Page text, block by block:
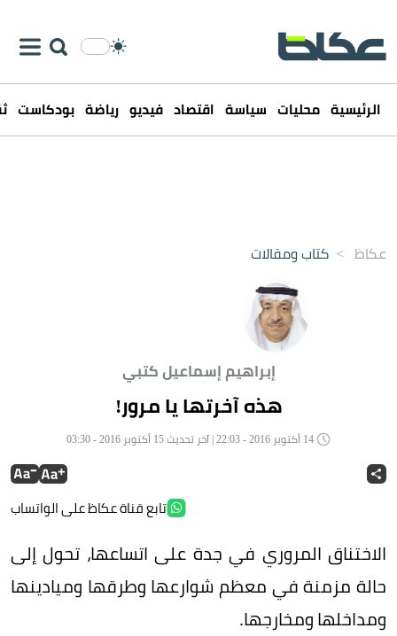
الرئيسية محليات سياسة اقتصاد فيديو رياضة بودكاست
عكاظ > كتاب ومقالات
إبراهيم إسماعيل كتبي
هذه آخرتها يا مرور!
تابع قناة عكاظ على الواتساب
الاختناق المروري في جدة على اتساعها، تحول إلى
حالة مزمنة في معظم شوارعها وطرقها وميادينها
ومداخلها ومخارجها.